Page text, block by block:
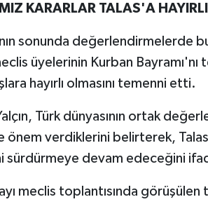
KARARLAR TALAS'A
sonunda değerlendirmelerde
üyelerinin Kurban
hayırlı olmasını temenni etti.
Türk dünyasının ortak
önem verdiklerini belirterek,
sürdürmeye devam edeceğini
meclis toplantısında